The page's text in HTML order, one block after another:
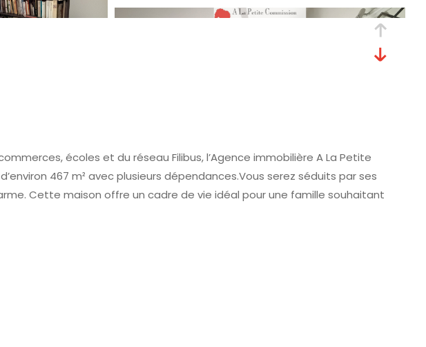
écoles et du réseau Filibus, l’Agence immobilière A La Petite
467 m² avec plusieurs dépendances.Vous serez séduits par ses
Cette maison offre un cadre de vie idéal pour une famille souhaitant